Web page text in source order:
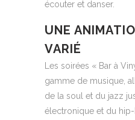
écouter et danser.
UNE
VARIÉ
Les soirées « Bar à
gamme de musique,
de la soul et du jazz
électronique et du